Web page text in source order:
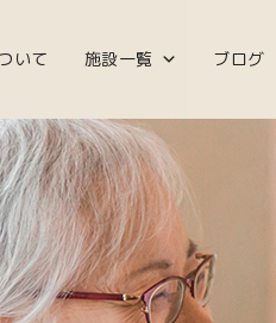
いて 施設一覧 ブログ